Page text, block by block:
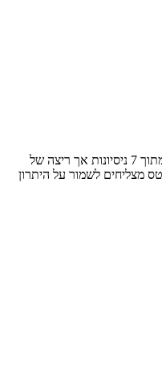
בניגוד למשחק הראשון, המשחק השני היה גדוש בריצות ותהפוכות ולא היה נתון לשליטתה של אף קבוצה. מיאמי פתחה את המשחק חזק כאשר שטרוס היה המוציא לפועל העיקרי עם 4 שלשות מתוך 7 ניסיונות אך ריצה של
היה מאוזן יחסית כאשר הנאגטס מצליחים לשמור על היתרון